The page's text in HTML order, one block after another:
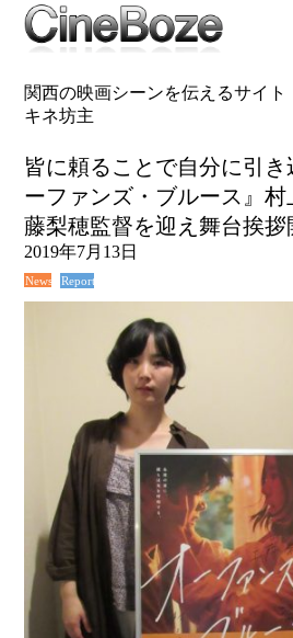
関西の映画シーンを伝えるサイト
キネ坊主
皆に頼ることで自分に引
ーファンズ・ブルース』
藤梨穂監督を迎え舞台挨拶
2019年7月13日
News Report